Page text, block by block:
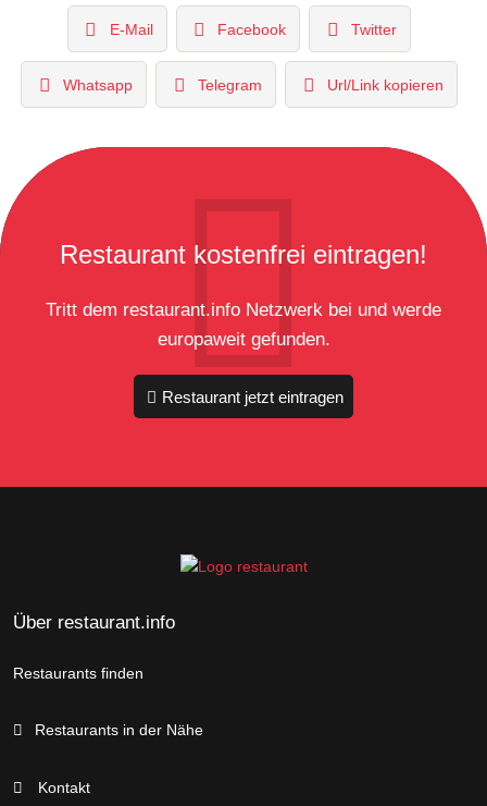
E-Mail Facebook Twitter
Whatsapp Telegram Url/Link kopieren
Restaurant kostenfrei eintragen!
Tritt dem restaurant.info Netzwerk bei und werde
europaweit gefunden.
Restaurant jetzt eintragen
Über restaurant.info
Restaurants finden
Restaurants in der Nähe
Kontakt